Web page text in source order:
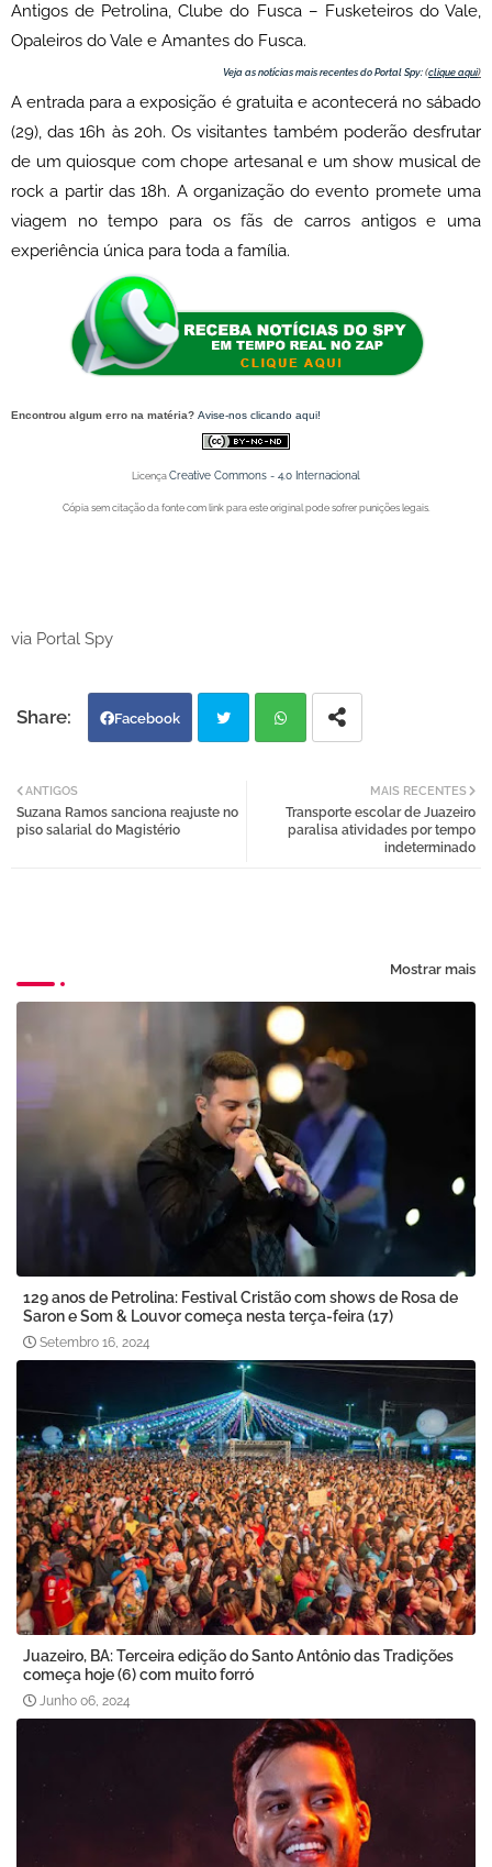
Antigos de Petrolina, Clube do Fusca – Fusketeiros do Vale,
Opaleiros do Vale e Amantes do Fusca.
Veja as notícias mais recentes do Portal Spy: (clique aqui)
A entrada para a exposição é gratuita e acontecerá no sábado
(29), das 16h às 20h. Os visitantes também poderão desfrutar
de um quiosque com chope artesanal e um show musical de
rock a partir das 18h. A organização do evento promete uma
viagem no tempo para os fãs de carros antigos e uma
experiência única para toda a família.
Encontrou algum erro na matéria? Avise-nos clicando aqui!
Licença Creative Commons - 4.0 Internacional
Cópia sem citação da fonte com link para este original pode sofrer punições legais.
via Portal Spy
Facebook
tter atsa
MAIS RECENTES
Transporte escolar de Juazeiro
paralisa atividades por tempo
indeterminado
ANTIGOS
Suzana Ramos sanciona reajuste no
piso salarial do Magistério
Mostrar mais
129 anos de Petrolina: Festival Cristão com shows de Rosa de
Saron e Som & Louvor começa nesta terça-feira (17)
Setembro 16, 2024
Juazeiro, BA: Terceira edição do Santo Antônio das Tradições
começa hoje (6) com muito forró
Junho 06, 2024